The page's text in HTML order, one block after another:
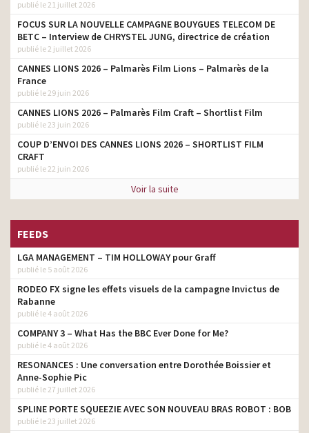
publié le 21 juillet 2026
FOCUS SUR LA NOUVELLE CAMPAGNE BOUYGUES TELECOM DE
BETC – Interview de CHRYSTEL JUNG, directrice de création
publié le 2 juillet 2026
CANNES LIONS 2026 – Palmarès Film Lions – Palmarès de la
France
publié le 29 juin 2026
CANNES LIONS 2026 – Palmarès Film Craft – Shortlist Film
publié le 23 juin 2026
COUP D’ENVOI DES CANNES LIONS 2026 – SHORTLIST FILM
CRAFT
publié le 22 juin 2026
Voir la suite
FEEDS
LGA MANAGEMENT – TIM HOLLOWAY pour Graff
publié le 5 août 2026
RODEO FX signe les effets visuels de la campagne Invictus de
Rabanne
publié le 4 août 2026
COMPANY 3 – What Has the BBC Ever Done for Me?
publié le 4 août 2026
RESONANCES : Une conversation entre Dorothée Boissier et
Anne-Sophie Pic
publié le 27 juillet 2026
SPLINE PORTE SQUEEZIE AVEC SON NOUVEAU BRAS ROBOT : BOB
publié le 23 juillet 2026